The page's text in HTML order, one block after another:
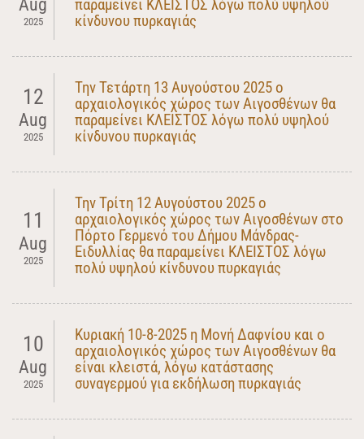
Aug
2025
παραμείνει ΚΛΕΙΣΤΟΣ λόγω πολύ υψηλού
κίνδυνου πυρκαγιάς
12
Aug
2025
Την Τετάρτη 13 Αυγούστου 2025 ο
αρχαιολογικός χώρος των Αιγοσθένων θα
παραμείνει ΚΛΕΙΣΤΟΣ λόγω πολύ υψηλού
κίνδυνου πυρκαγιάς
11
Aug
2025
Την Τρίτη 12 Αυγούστου 2025 ο
αρχαιολογικός χώρος των Αιγοσθένων στο
Πόρτο Γερμενό του Δήμου Μάνδρας-
Ειδυλλίας θα παραμείνει ΚΛΕΙΣΤΟΣ λόγω
πολύ υψηλού κίνδυνου πυρκαγιάς
10
Aug
2025
Κυριακή 10-8-2025 η Μονή Δαφνίου και ο
αρχαιολογικός χώρος των Αιγοσθένων θα
είναι κλειστά, λόγω κατάστασης
συναγερμού για εκδήλωση πυρκαγιάς